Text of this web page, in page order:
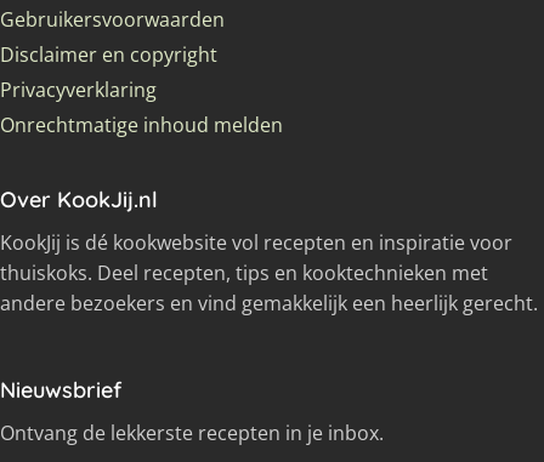
Gebruikersvoorwaarden
Disclaimer en copyright
Privacyverklaring
Onrechtmatige inhoud melden
Over KookJij.nl
KookJij is dé kookwebsite vol recepten en inspiratie voor
thuiskoks. Deel recepten, tips en kooktechnieken met
andere bezoekers en vind gemakkelijk een heerlijk gerecht.
Nieuwsbrief
Ontvang de lekkerste recepten in je inbox.